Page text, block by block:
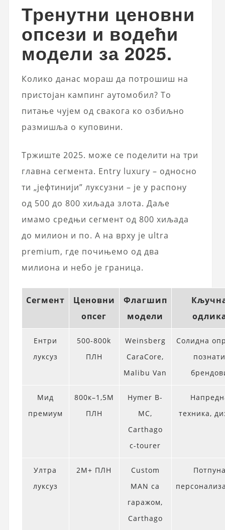
Тренутни ценовни
опсези и водећи
модели за 2025.
Колико данас мораш да потрошиш на
пристојан кампинг аутомобил? То
питање чујем од свакога ко озбиљно
размишља о куповини.
Тржиште 2025. може се поделити на три
главна сегмента. Entry luxury – односно
ти „јефтинији” луксузни – је у распону
од 500 до 800 хиљада злота. Даље
имамо средњи сегмент од 800 хиљада
до милион и по. А на врху је ultra
premium, где почињемо од два
милиона и небо је граница.
Сегмент
Ценовни
опсег
Флагшип
модели
Ентри
луксуз
500-800k
ПЛН
Weinsberg
CaraCore,
Malibu Van
Солидна
Мид
премиум
800к–1,5М
ПЛН
Hymer B-
MC,
Carthago
c-tourer
техника,
Ултра
луксуз
2M+ ПЛН
Custom
MAN са
гаражом,
Carthago